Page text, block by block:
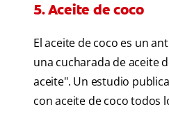
5. Aceite de coco
El aceite de coco es un
una cucharada de aceite
aceite". Un estudio
con aceite de coco todos